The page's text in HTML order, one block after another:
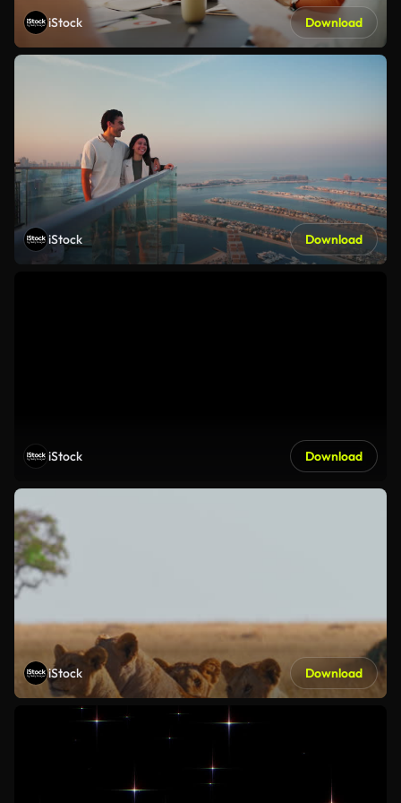
iStock Download
iStock Download
iStock Download
iStock Download